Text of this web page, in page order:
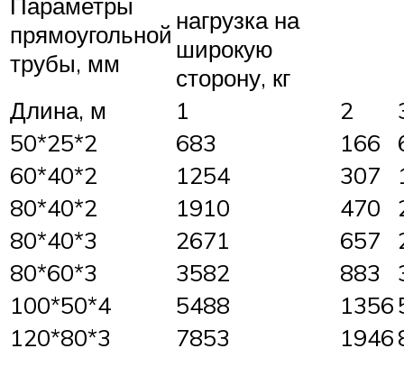
прямоугольной
трубы, мм
нагрузка на
широкую
сторону, кг
Длина, м
1 2
50*25*2
683 166
60*40*2
1254 307
80*40*2
1910 470
80*40*3
2671 657
80*60*3
3582 883
100*50*4
5488 1356
120*80*3
7853 1946